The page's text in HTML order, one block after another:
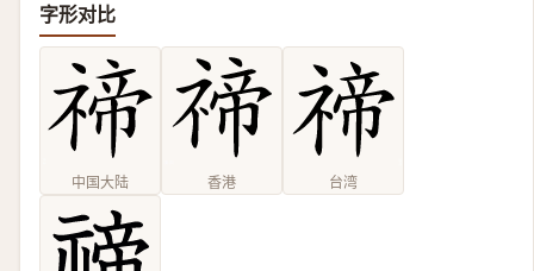
字形对比
中国大陆 香港 台湾